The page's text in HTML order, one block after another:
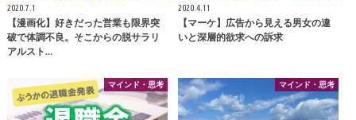
2020.7.1
【漫画化】好きだった営業も限界突
破で体調不良。そこからの脱サラリ
アルスト…
2020.4.11
【マーケ】広告から見える男女の違
いと深層的欲求への訴求
マインド・思考 マインド・思考